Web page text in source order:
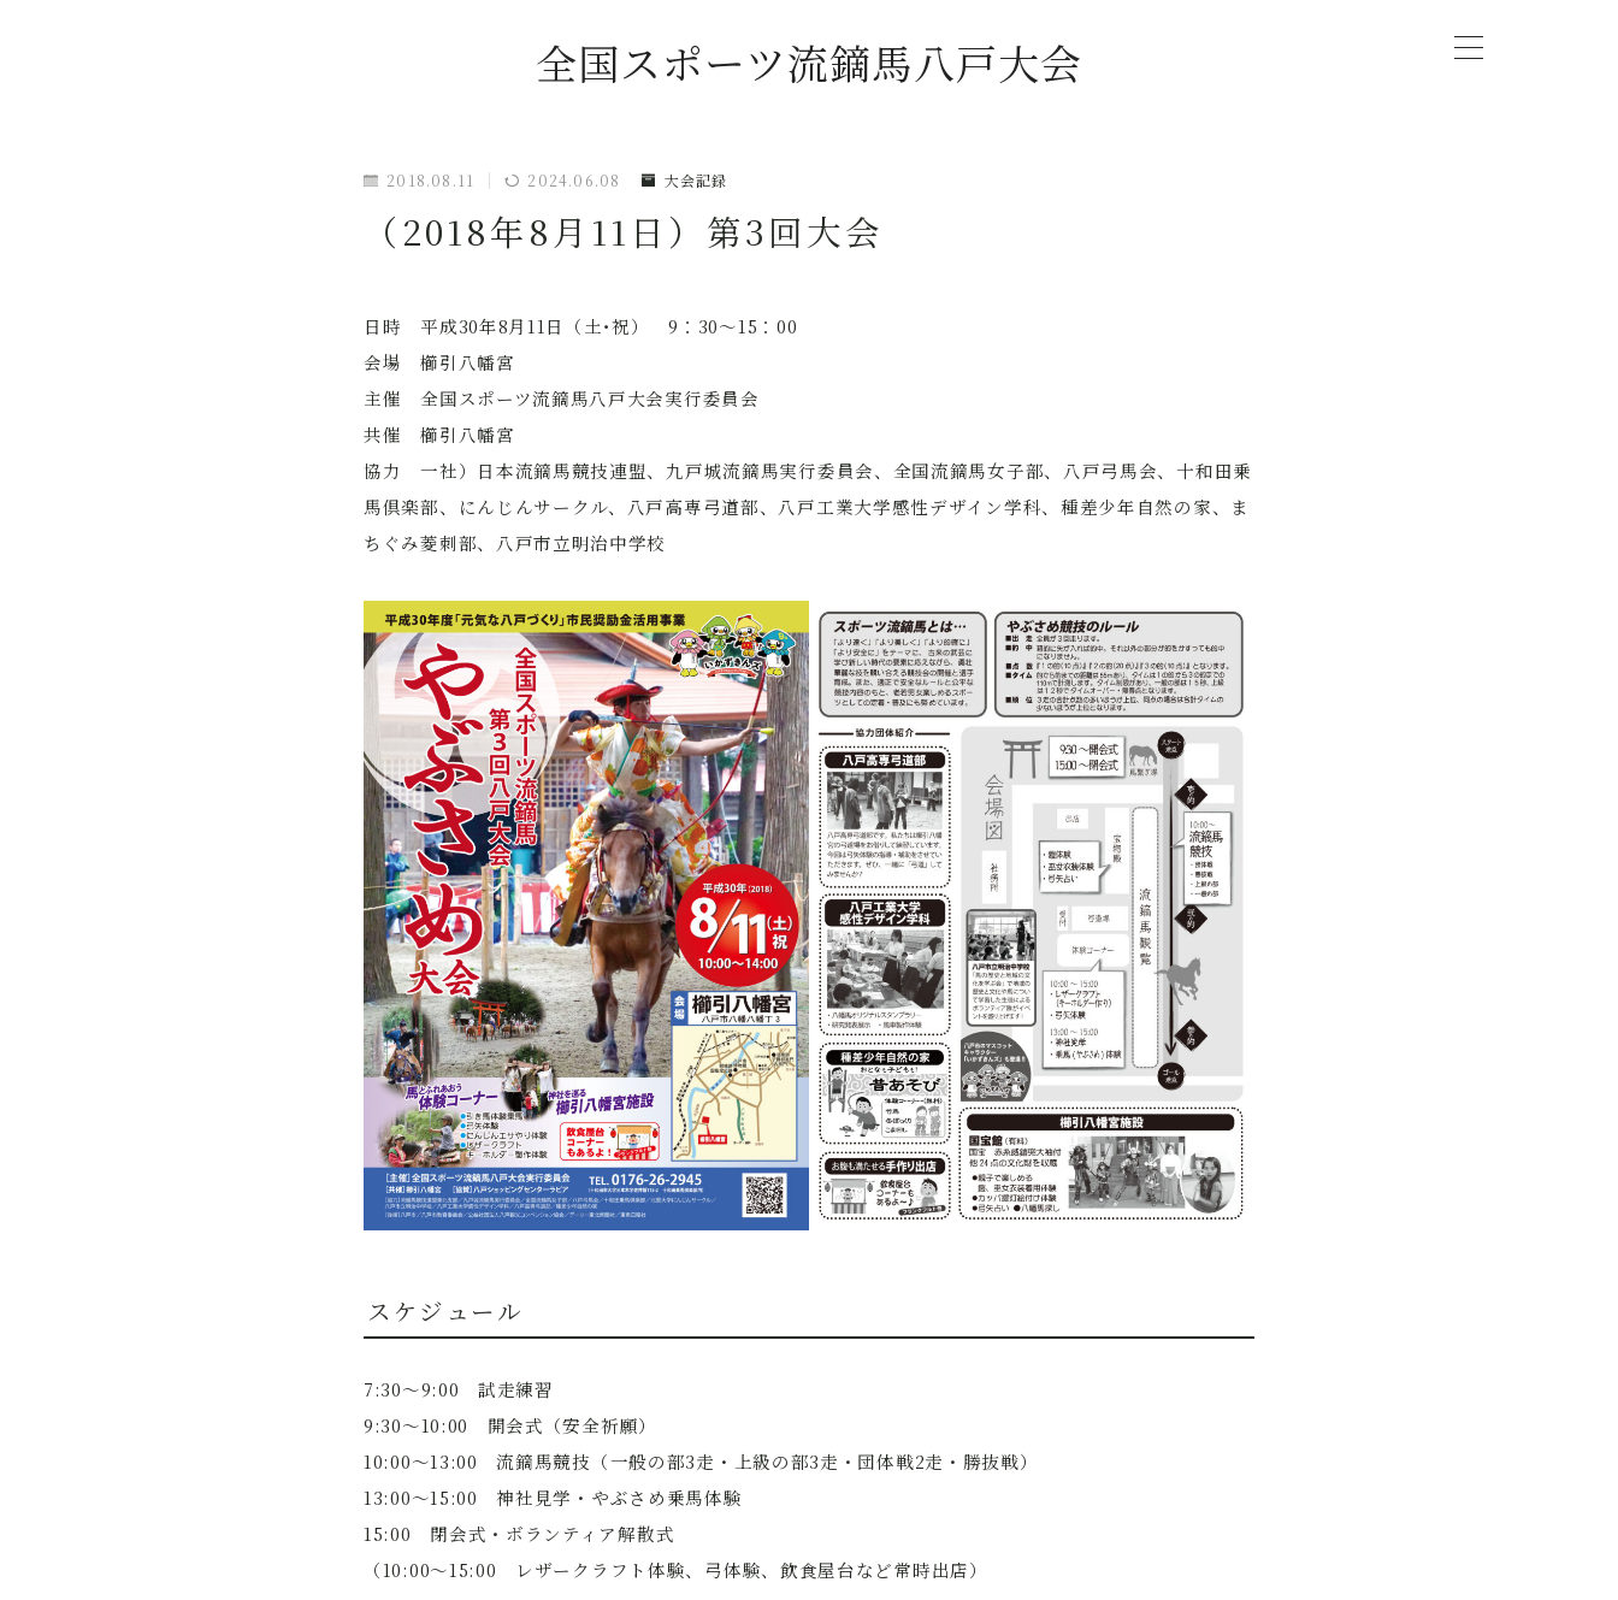
全国スポーツ流鏑馬八戸大会
トップページ
(2026年)「全国スポーツ流鏑馬第11回八
戸大会」開催概要
チャレンジマッチ U-18流鏑馬大会
大会記録
2026年大会協賛スポンサー募集中！
全国スポーツ流鏑馬八戸大会実行委員会
2018.08.11 2024.06.08 大会記録
（2018年8月11日）第3回大会
日時 平成30年8月11日（土･祝） 9：30～15：00
会場 櫛引八幡宮
主催 全国スポーツ流鏑馬八戸大会実行委員会
共催 櫛引八幡宮
協力 一社）日本流鏑馬競技連盟、九戸城流鏑馬実行委員会、全国流鏑馬女子部、八戸弓馬会、十和田乗
馬倶楽部、にんじんサークル、八戸高専弓道部、八戸工業大学感性デザイン学科、種差少年自然の家、ま
ちぐみ菱刺部、八戸市立明治中学校
スケジュール
7:30～9:00 試走練習
9:30～10:00 開会式（安全祈願）
10:00～13:00 流鏑馬競技（一般の部3走・上級の部3走・団体戦2走・勝抜戦）
13:00～15:00 神社見学・やぶさめ乗馬体験
15:00 閉会式・ボランティア解散式
（10:00～15:00 レザークラフト体験、弓体験、飲食屋台など常時出店）